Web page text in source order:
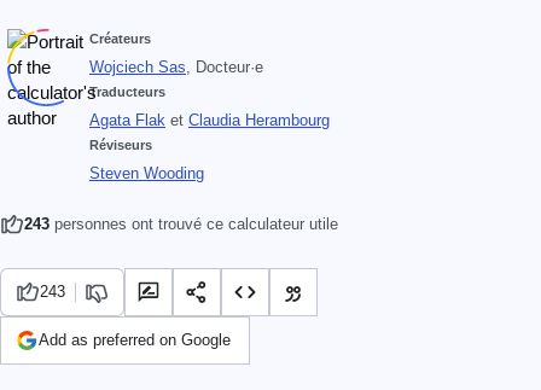
Créateurs
Wojciech Sas , Docteur·e
Traducteurs
Agata Flak et Claudia Herambourg
Réviseurs
Steven Wooding
243 personnes ont trouvé ce calculateur utile
243
Add as preferred on Google